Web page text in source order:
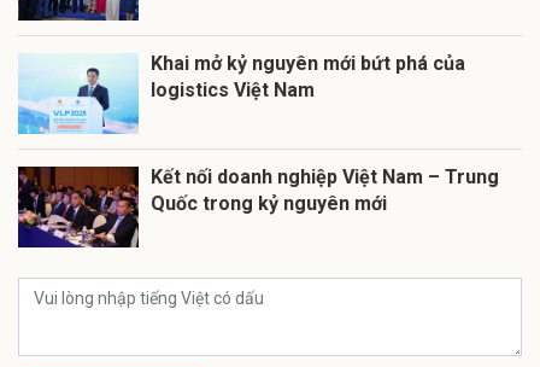
Khai mở kỷ nguyên mới bứt phá của
logistics Việt Nam
Kết nối doanh nghiệp Việt Nam – Trung
Quốc trong kỷ nguyên mới